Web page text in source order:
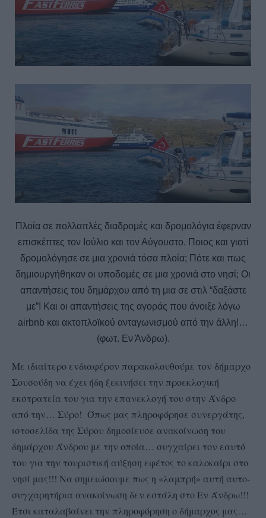
Πλοία σε πολλαπλές διαδρομές και δρομολόγια έφερναν
επισκέπτες τον Ιούλιο και τον Αύγουστο. Ποιος και γιατί
δρομολόγησε σε μια χρονιά τόσα πλοία; Πότε και πως
δημιουργήθηκαν οι υποδομές σε μια χρονιά στο νησί; Οι
απαντήσεις του δημάρχου από τη μια σε στιλ “δαξάστε
με”! Και οι απαντήσεις της αγοράς που άνοιξε λόγω
airbnb και ακτοπλοϊκού ανταγωνισμού από την άλλη!…
(φωτ. Εν Άνδρω).
Με ιδιαίτερο ενδιαφέρον παρακολουθούμε τον δήμαρχο
Σουσούδη να έχει ήδη ξεκινήσει την προεκλογική
εκστρατεία του για την επανεκλογή του στην Άνδρο
από την… Σύρο! Όπως μας πληροφόρησε συνεργάτης,
ιστοσελίδα της Σύρου δημοσίευσε ανακοίνωση του
δημάρχου Άνδρου με την οποία… συγχαίρει τον εαυτό
του για την τουριστική αύξηση εφέτος το καλοκαίρι στο
νησί μας!!! Να σημειώσουμε πως η «λαμπρή» αυτή αυτο-
συγχαρητήρια ανακοίνωση δεν εστάλη στο Εν Άνδρω!!!
Έτσι καταλαβαίνει την πληροφόρηση ο δήμαρχος μας…